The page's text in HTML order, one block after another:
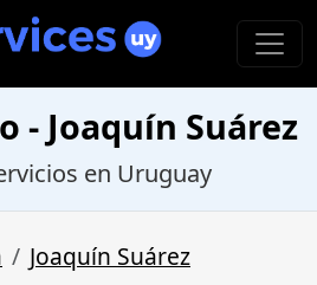
- Joaquín Suárez
en Uruguay
Joaquín Suárez